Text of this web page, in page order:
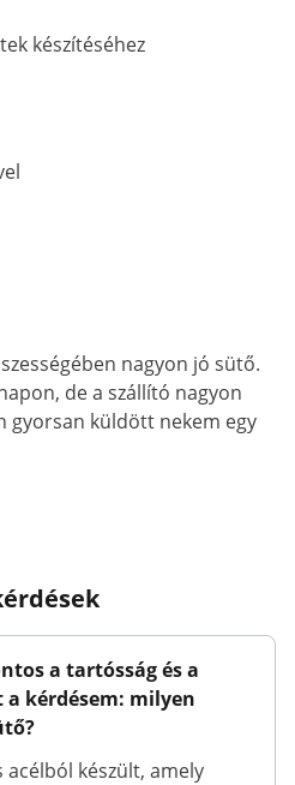
készítéséhez
nagyon jó sütő.
de a szállító nagyon
gyorsan küldött nekem egy
a tartósság és a
a kérdésem: milyen
készült, amely